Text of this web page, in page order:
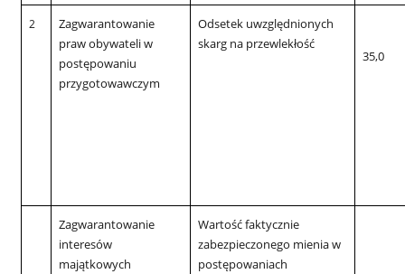
2
Zagwarantowanie
praw obywateli w
postępowaniu
przygotowawczym
Odsetek uwzględnionych
skarg na przewlekłość
35,0
Zagwarantowanie
interesów
majątkowych
Wartość faktycznie
zabezpieczonego mienia w
postępowaniach